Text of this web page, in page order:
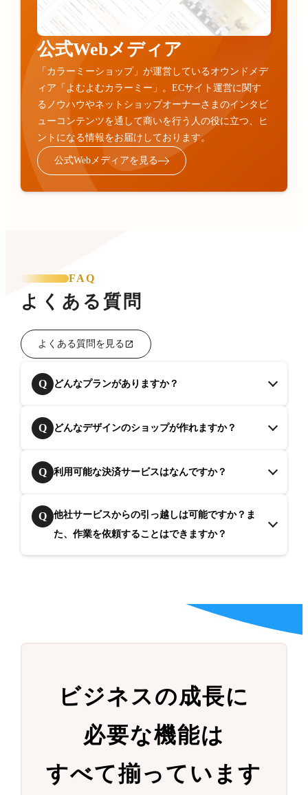
公式Webメディア
「カラーミーショップ」が運営しているオウンドメデ
ィア「よむよむカラーミー」。ECサイト運営に関す
るノウハウやネットショップオーナーさまのインタビ
ューコンテンツを通して商いを行う人の役に立つ、ヒ
ントになる情報をお届けしております。
公式Webメディアを見る
FAQ
よくある質問
よくある質問を見る
Q どんなプランがありますか？
Q どんなデザインのショップが作れますか？
Q 利用可能な決済サービスはなんですか？
Q
他社サービスからの引っ越しは可能ですか？ま
た、作業を依頼することはできますか？
ビジネスの成長に
必要な機能は
すべて揃っています